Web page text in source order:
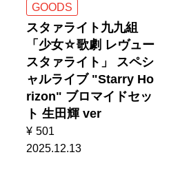
GOODS
スタァライト九九組
「少女☆歌劇 レヴュー
スタァライト」 スペシ
ャルライブ "Starry Ho
rizon" ブロマイドセッ
ト 生田輝 ver
¥ 501
2025.12.13